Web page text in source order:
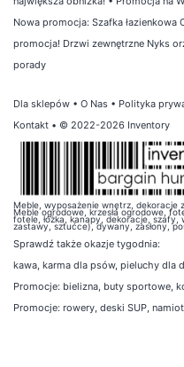
Nowa promocja: Szafka łazienkowa
promocja! Drzwi zewnętrzne Nyks
porady
Dla sklepów • O Nas • Polityka
Kontakt • © 2022-2026 Inventory
Meble, wyposażenie wnętrz, dekoracje
Meble ogrodowe, krzesła ogrodowe,
fotele, łóżka, kanapy, dekoracje,
zastawy, sztućce), dywany, zasłony,
Sprawdź także okazje tygodnia:
kawa, karma dla psów, pieluchy dla
Promocje: bielizna, buty sportowe,
Promocje: rowery, deski SUP,